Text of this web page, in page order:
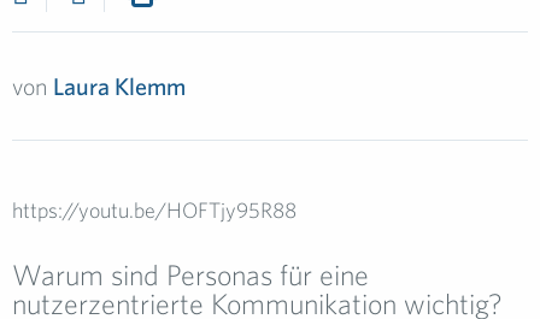
von Laura Klemm
https://youtu.be/HOFTjy95R88
Warum sind Personas für eine
nutzerzentrierte Kommunikation wichtig?